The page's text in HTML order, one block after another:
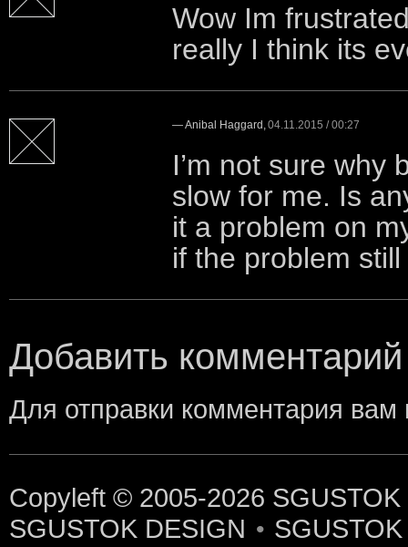
Wow Im
really I think its
—Anibal Haggard ,04.11.2015 / 00:27
I’m not sure why
slow for me. Is
it a problem on
if the problem
Добавить комментарий
Для отправки комментария
Copyleft © 2005-2026
SGUSTOK DESIGN •